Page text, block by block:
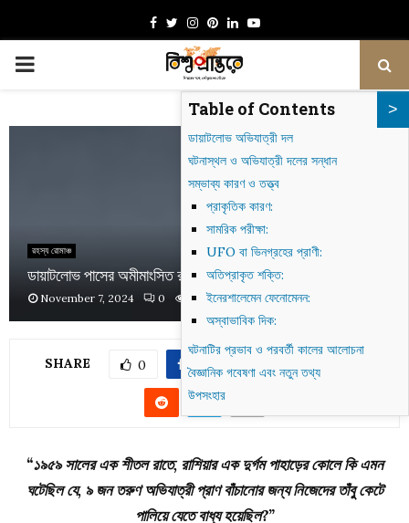
Facebook
TwitterInstagram
Pinterest
LinkedinYoutube
PRIMARY
রহস্য রোমাঞ্চ
ডায়াটলোভ পাসের অমীমাংসিত রহস্য: দুর্ঘটনা নাকি অন্য কিছু?
November 7, 2024 0 1000
SHARE 0
“১৯৫৯ সালের এক শীতল রাতে, রাশিয়ার এক দুর্গম পাহাড়ের কোলে কি এমন
ঘটেছিল যে, ৯ জন তরুণ অভিযাত্রী প্রাণ বাঁচানোর জন্য নিজেদের তাঁবু কেটে
পালিয়ে যেতে বাধ্য হয়েছিল?”
Table of Contents
ডায়াটলোভ অভিযাত্রী দল
ঘটনাস্থল ও অভিযাত্রী দলের সন্ধান
সম্ভাব্য কারণ ও তত্ত্ব
প্রাকৃতিক কারণ:
সামরিক পরীক্ষা:
UFO বা ভিনগ্রহের প্রাণী:
অতিপ্রাকৃত শক্তি:
ইনেরশালেমেন ফেনোমেনন:
অস্বাভাবিক দিক:
ঘটনাটির প্রভাব ও পরবর্তী কালের আলোচনা
বৈজ্ঞানিক গবেষণা এবং নতুন তথ্য
উপসংহার